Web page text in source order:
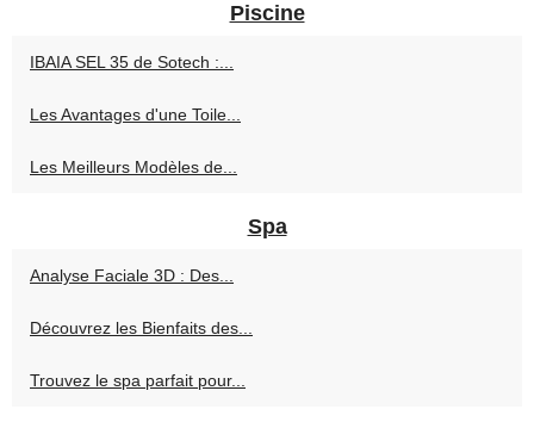
Piscine
IBAIA SEL 35 de Sotech :...
Les Avantages d'une Toile...
Les Meilleurs Modèles de...
Spa
Analyse Faciale 3D : Des...
Découvrez les Bienfaits des...
Trouvez le spa parfait pour...